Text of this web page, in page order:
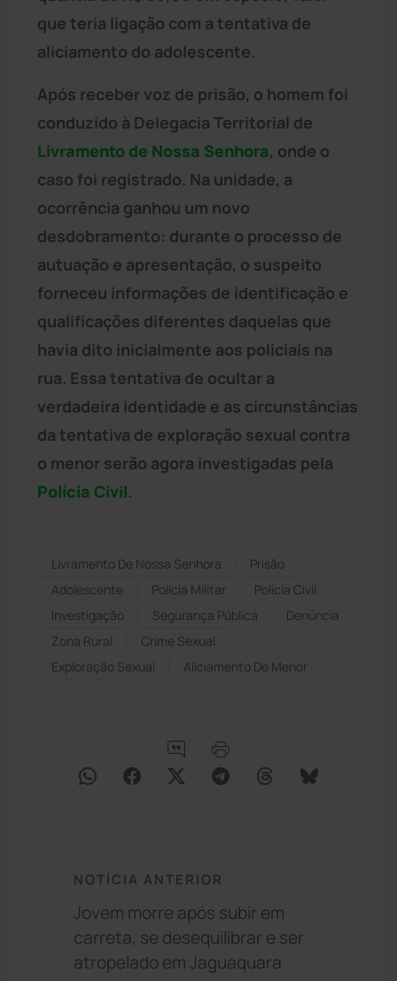
que teria ligação com a tentativa de
aliciamento do adolescente.
Após receber voz de prisão, o homem foi
conduzido à Delegacia Territorial de
Livramento de Nossa Senhora, onde o
caso foi registrado. Na unidade, a
ocorrência ganhou um novo
desdobramento: durante o processo de
autuação e apresentação, o suspeito
forneceu informações de identificação e
qualificações diferentes daquelas que
havia dito inicialmente aos policiais na
rua. Essa tentativa de ocultar a
verdadeira identidade e as circunstâncias
da tentativa de exploração sexual contra
o menor serão agora investigadas pela
Polícia Civil.
Livramento De Nossa Senhora
Prisão
Adolescente
Polícia Militar
Polícia Civil
Investigação
Segurança Pública
Denúncia
Zona Rural
Crime Sexual
Exploração Sexual
Aliciamento De Menor
NOTÍCIA ANTERIOR
Jovem morre após subir em
carreta, se desequilibrar e ser
atropelado em Jaguaquara